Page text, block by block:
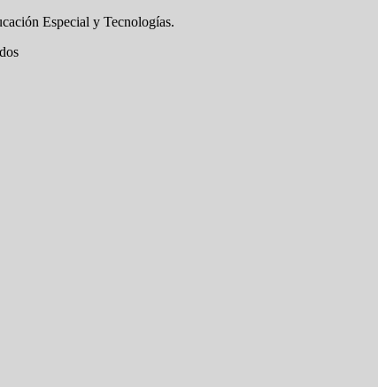
Especial y Tecnologías.